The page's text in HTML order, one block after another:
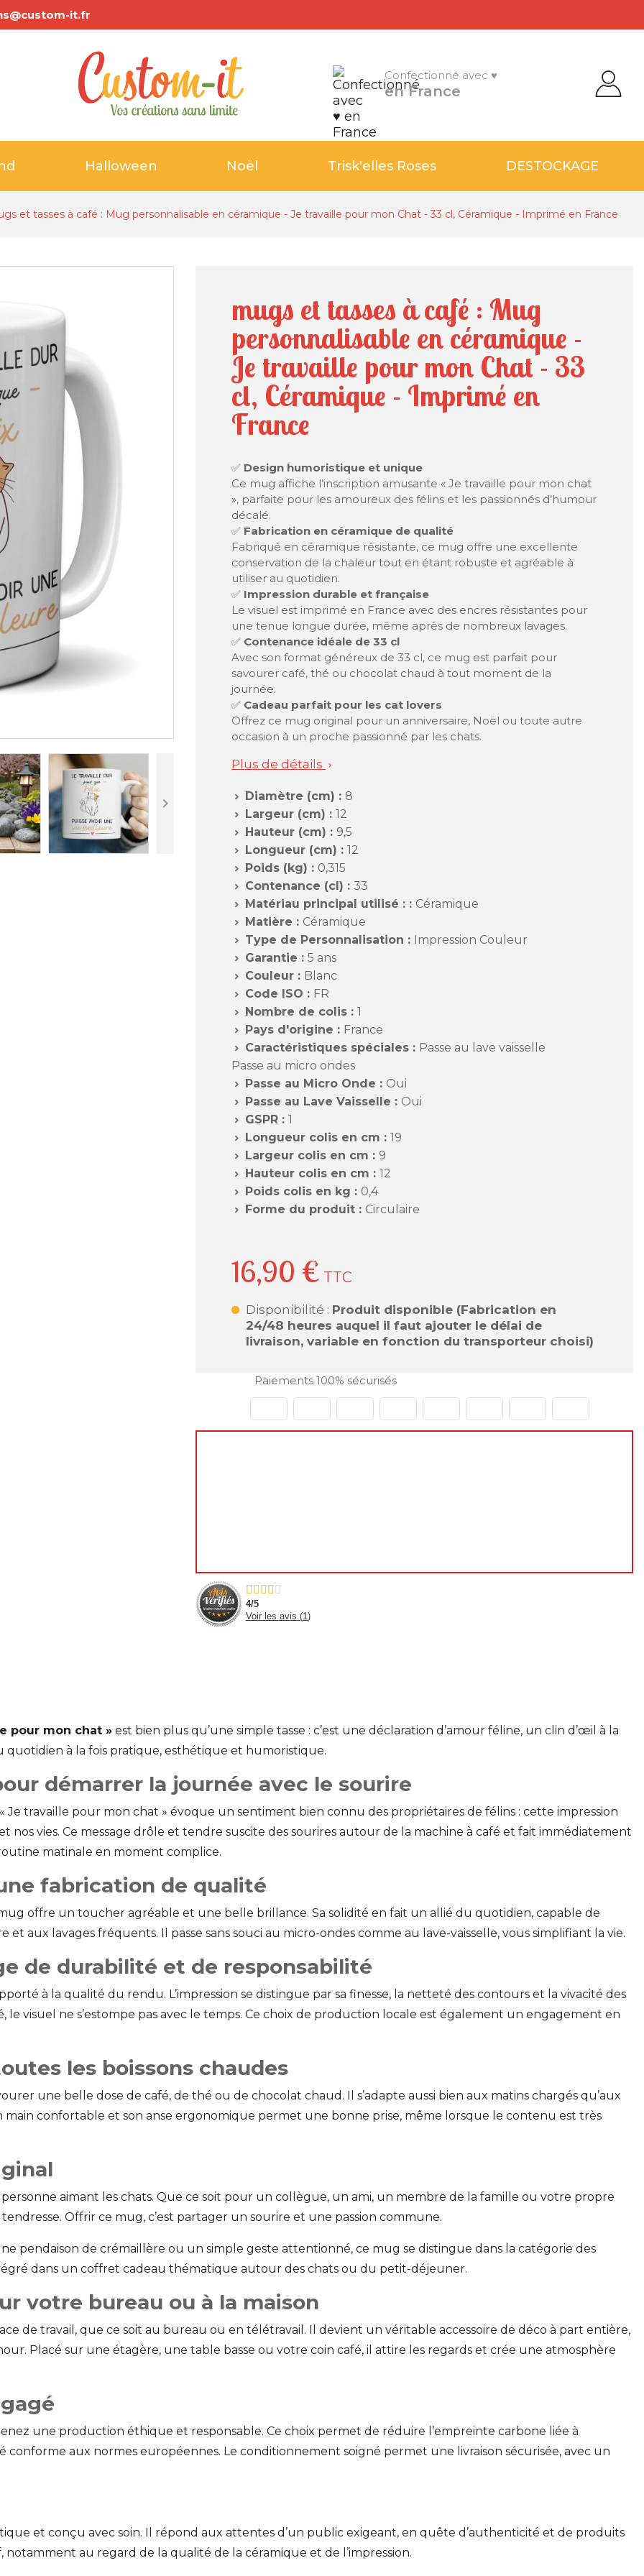
it.fr
Confectionné avec ♥
en France
Halloween Noël Trisk'elles Roses DESTOCKAGE
et tasses à café : Mug personnalisable en céramique - Je travaille pour mon Chat - 33 cl, Céramique - Imprimé en France

mugs et tasses à café : Mug
personnalisable en céramique -
Je travaille pour mon Chat - 33
cl, Céramique - Imprimé en
France
✅ Design humoristique et unique
Ce mug affiche l’inscription amusante « Je travaille pour mon chat
», parfaite pour les amoureux des félins et les passionnés d’humour
décalé.
✅ Fabrication en céramique de qualité
Fabriqué en céramique résistante, ce mug offre une excellente
conservation de la chaleur tout en étant robuste et agréable à
utiliser au quotidien.
✅ Impression durable et française
Le visuel est imprimé en France avec des encres résistantes pour
une tenue longue durée, même après de nombreux lavages.
✅ Contenance idéale de 33 cl
Avec son format généreux de 33 cl, ce mug est parfait pour
savourer café, thé ou chocolat chaud à tout moment de la
journée.
✅ Cadeau parfait pour les cat lovers
Offrez ce mug original pour un anniversaire, Noël ou toute autre
occasion à un proche passionné par les chats.
Plus de détails 
 Diamètre (cm) : 8
 Largeur (cm) : 12
 Hauteur (cm) : 9,5
 Longueur (cm) : 12
 Poids (kg) : 0,315
 Contenance (cl) : 33
 Matériau principal utilisé : : Céramique
 Matière : Céramique
 Type de Personnalisation : Impression Couleur
 Garantie : 5 ans
 Couleur : Blanc
 Code ISO : FR
 Nombre de colis : 1
 Pays d'origine : France
 Caractéristiques spéciales : Passe au lave vaisselle
Passe au micro ondes
 Passe au Micro Onde : Oui
 Passe au Lave Vaisselle : Oui
 GSPR : 1
 Longueur colis en cm : 19
 Largeur colis en cm : 9
 Hauteur colis en cm : 12
 Poids colis en kg : 0,4
 Forme du produit : Circulaire
16,90 € TTC
Disponibilité : Produit disponible (Fabrication en
24/48 heures auquel il faut ajouter le délai de
livraison, variable en fonction du transporteur choisi)
Paiements 100% sécurisés
4/5
Voir les avis (1)
pour mon chat » est bien plus qu’une simple tasse : c’est une déclaration d’amour féline, un clin d’œil à la
à la fois pratique, esthétique et humoristique.
démarrer la journée avec le sourire
Je travaille pour mon chat » évoque un sentiment bien connu des propriétaires de félins : cette impression
nos vies. Ce message drôle et tendre suscite des sourires autour de la machine à café et fait immédiatement
matinale en moment complice.
fabrication de qualité
offre un toucher agréable et une belle brillance. Sa solidité en fait un allié du quotidien, capable de
aux lavages fréquents. Il passe sans souci au micro-ondes comme au lave-vaisselle, vous simplifiant la vie.
de durabilité et de responsabilité
à la qualité du rendu. L’impression se distingue par sa finesse, la netteté des contours et la vivacité des
le visuel ne s’estompe pas avec le temps. Ce choix de production locale est également un engagement en
les boissons chaudes
une belle dose de café, de thé ou de chocolat chaud. Il s’adapte aussi bien aux matins chargés qu’aux
main confortable et son anse ergonomique permet une bonne prise, même lorsque le contenu est très
aimant les chats. Que ce soit pour un collègue, un ami, un membre de la famille ou votre propre
Offrir ce mug, c’est partager un sourire et une passion commune.
pendaison de crémaillère ou un simple geste attentionné, ce mug se distingue dans la catégorie des
dans un coffret cadeau thématique autour des chats ou du petit-déjeuner.
votre bureau ou à la maison
de travail, que ce soit au bureau ou en télétravail. Il devient un véritable accessoire de déco à part entière,
Placé sur une étagère, une table basse ou votre coin café, il attire les regards et crée une atmosphère
une production éthique et responsable. Ce choix permet de réduire l’empreinte carbone liée à
aux normes européennes. Le conditionnement soigné permet une livraison sécurisée, avec un
et conçu avec soin. Il répond aux attentes d’un public exigeant, en quête d’authenticité et de produits
au regard de la qualité de la céramique et de l’impression.